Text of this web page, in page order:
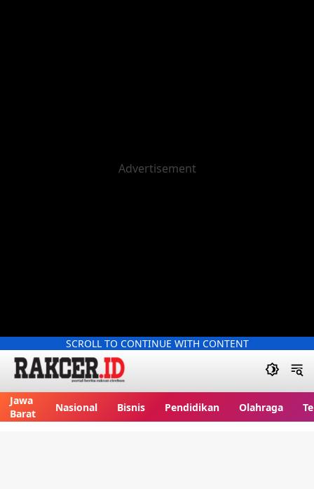
SCROLL TO CONTINUE WITH CONTENT
Jawa
Barat
Nasional Bisnis Pendidikan Olahraga